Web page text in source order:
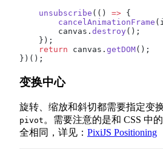
    unsubscribe
(() => {
        cancelAnimationFrame
        canvas.
destroy();
    });
    return
canvas. getDOM();
})();
变换中心
旋转、缩放和斜切都需要指定变
pivot。需要注意的是和 CSS 中的
全相同，详见： PixiJS Positioning